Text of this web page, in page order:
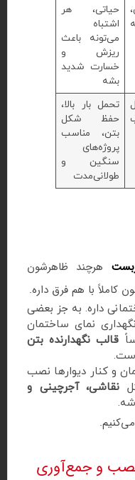
حیاتی، هر
اشتباه
می‌تونه باعث
ریزش و
خسارت شدید
بشه
تحمل بار بالا،
حفظ شکل
بتن، مناسب
پروژه‌های
سنگین و
طولانی‌مدت
هرچند ظاهرشون
کاملاً با هم فرق داره.
داره. به جز بعضی
نمای ساختمان
قالب نگهدارنده بتن
و کنار دیوارها نصب
نقاشی، آجرچینی و
نصب و جمع‌آوری